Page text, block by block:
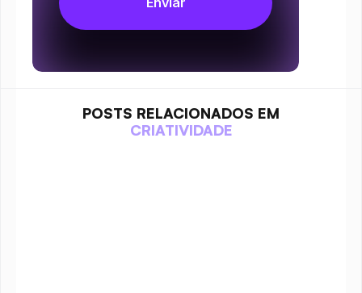
POSTS RELACIONADOS EM
CRIATIVIDADE